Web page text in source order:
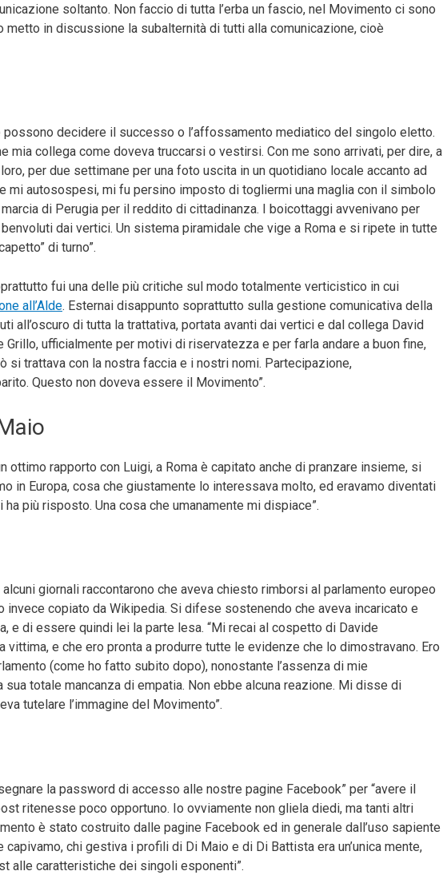
soltanto. Non faccio di tutta l’erba un fascio, nel Movimento ci sono
in discussione la subalternità di tutti alla comunicazione, cioè
possono decidere il successo o l’affossamento mediatico del singolo eletto.
mia collega come doveva truccarsi o vestirsi. Con me sono arrivati, per dire, a
per due settimane per una foto uscita in un quotidiano locale accanto ad
mi autosospesi, mi fu persino imposto di togliermi una maglia con il simbolo
di Perugia per il reddito di cittadinanza. I boicottaggi avvenivano per
dai vertici. Un sistema piramidale che vige a Roma e si ripete in tutte
di turno”.
fui una delle più critiche sul modo totalmente verticistico in cui
all’Alde. Esternai disappunto soprattutto sulla gestione comunicativa della
all’oscuro di tutta la trattativa, portata avanti dai vertici e dal collega David
Grillo, ufficialmente per motivi di riservatezza e per farla andare a buon fine,
si trattava con la nostra faccia e i nostri nomi. Partecipazione,
Questo non doveva essere il Movimento”.
ottimo rapporto con Luigi, a Roma è capitato anche di pranzare insieme, si
in Europa, cosa che giustamente lo interessava molto, ed eravamo diventati
più risposto. Una cosa che umanamente mi dispiace”.
giornali raccontarono che aveva chiesto rimborsi al parlamento europeo
invece copiato da Wikipedia. Si difese sostenendo che aveva incaricato e
e di essere quindi lei la parte lesa. “Mi recai al cospetto di Davide
vittima, e che ero pronta a produrre tutte le evidenze che lo dimostravano. Ero
(come ho fatto subito dopo), nonostante l’assenza di mie
totale mancanza di empatia. Non ebbe alcuna reazione. Mi disse di
tutelare l’immagine del Movimento”.
la password di accesso alle nostre pagine Facebook” per “avere il
ritenesse poco opportuno. Io ovviamente non gliela diedi, ma tanti altri
è stato costruito dalle pagine Facebook ed in generale dall’uso sapiente
chi gestiva i profili di Di Maio e di Di Battista era un’unica mente,
alle caratteristiche dei singoli esponenti”.